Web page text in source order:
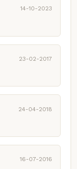
14-10-2023
23-02-2017
24-04-2018
16-07-2016